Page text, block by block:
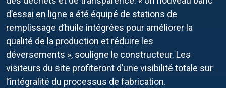
d’essai en ligne a été équipé de stations de
remplissage d’huile intégrées pour améliorer la
qualité de la production et réduire les
déversements », souligne le constructeur. Les
visiteurs du site profiteront d’une visibilité totale sur
l’intégralité du processus de fabrication.